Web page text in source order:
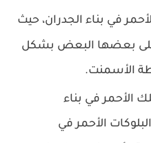
في بناء الجدران، حيث
على بعضها البعض بشكل
الأسمنت.
الأحمر في بناء
الأحمر في